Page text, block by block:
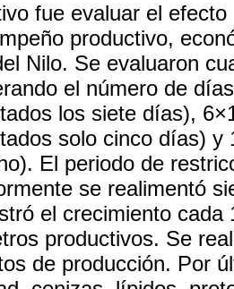
fue evaluar el
productivo,
Nilo. Se evaluaron
el número de
los siete días),
solo cinco días)
El periodo de
se realimentó
el crecimiento
productivos. Se
de producción. Por